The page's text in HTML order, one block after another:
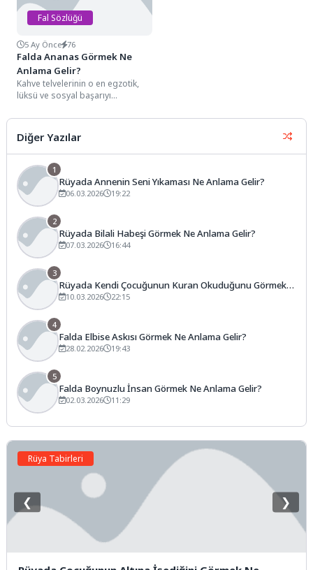
Fal Sözlüğü
5 Ay Önce 76
Falda Ananas Görmek Ne
Anlama Gelir?
Kahve telvelerinin o en egzotik,
lüksü ve sosyal başarıyı
genellikle fincanın üst...
Diğer Yazılar
1
Rüyada Annenin Seni Yıkaması Ne Anlama Gelir?
06.03.2026 19:22
2
Rüyada Bilali Habeşi Görmek Ne Anlama Gelir?
07.03.2026 16:44
3
Rüyada Kendi Çocuğunun Kuran Okuduğunu Görmek
Ne Anlama Gelir?
10.03.2026 22:15
4
Falda Elbise Askısı Görmek Ne Anlama Gelir?
28.02.2026 19:43
5
Falda Boynuzlu İnsan Görmek Ne Anlama Gelir?
02.03.2026 11:29
Rüya Tabirleri
❮ ❯